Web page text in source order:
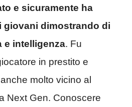
e sicuramente ha
giovani dimostrando di
e intelligenza. Fu
in prestito e
molto vicino al
Next Gen. Conoscere